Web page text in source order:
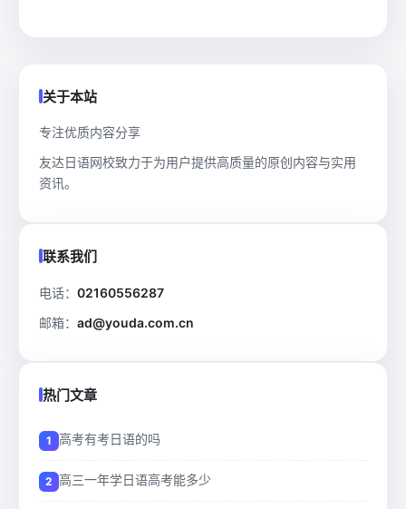
关于本站
专注优质内容分享
友达日语网校致力于为用户提供高质量的原创内容与实用
资讯。
联系我们
电话： 02160556287
邮箱： ad@youda.com.cn
热门文章
高考有考日语的吗
高三一年学日语高考能多少